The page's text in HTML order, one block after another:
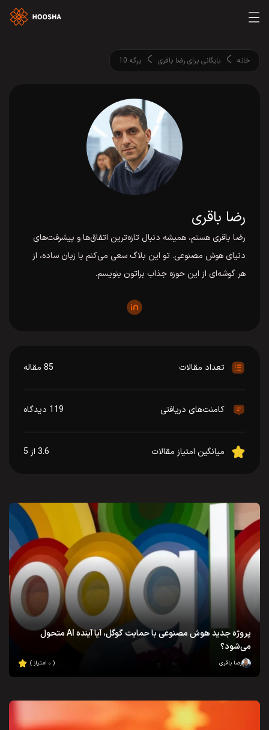
خانه بایگانی برای رضا باقری برگه 10
رضا باقری
رضا باقری هستم، همیشه دنبال تازه‌ترین اتفاق‌ها و پیشرفت‌های
دنیای هوش مصنوعی. تو این بلاگ سعی می‌کنم با زبان ساده، از
هر گوشه‌ای از این حوزه جذاب براتون بنویسم.
تعداد مقالات 85 مقاله
کامنت‌های دریافتی 119 دیدگاه
میانگین امتیاز مقالات 3.6 از 5
پروژه جدید هوش مصنوعی با حمایت گوگل، آیا آینده AI متحول
می‌شود؟
رضا باقری ( ۰ امتیاز )